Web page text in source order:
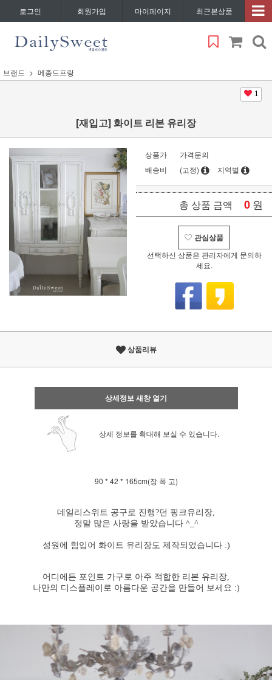
로그인 회원가입 마이페이지 최근본상품
브랜드 메종드프랑
1
[재입고] 화이트 리본 유리장
상품가
가격문의
배송비
(고정) 지역별
총 상품 금액 0 원
관심상품
선택하신 상품은 관리자에게 문의하
세요.
상품리뷰
상세정보 새창 열기
상세 정보를 확대해 보실 수 있습니다.
90 * 42 * 165cm(장 폭 고)
데일리스위트 공구로 진행?던 핑크유리장,
정말 많은 사랑을 받았습니다 ^_^
성원에 힘입어 화이트 유리장도 제작되었습니다 :)
어디에든 포인트 가구로 아주 적합한 리본 유리장,
나만의 디스플레이로 아름다운 공간을 만들어 보세요 :)